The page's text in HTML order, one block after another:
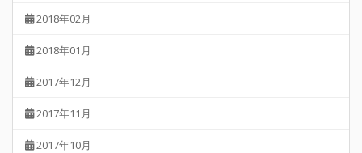
2018年02月
2018年01月
2017年12月
2017年11月
2017年10月